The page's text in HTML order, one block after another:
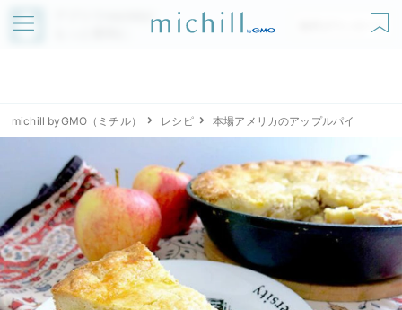
アプリでmichillが
無料ダウンロード
michill byGMO（ミチル） レシピ 本場アメリカのアップルパイ